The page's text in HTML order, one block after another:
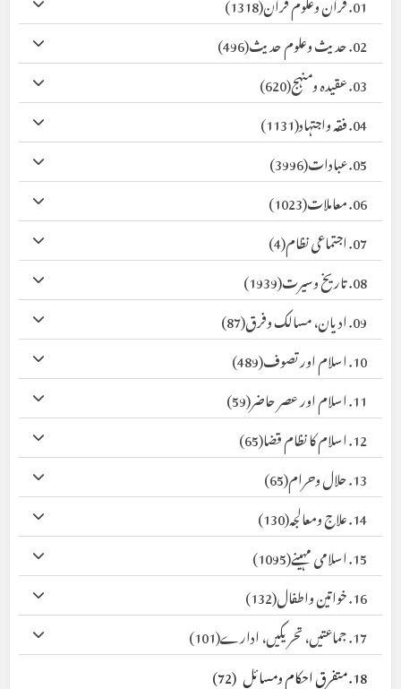
02. حدیث وعلوم حدیث
(496)
03. عقیدہ ومنہج
(620)
04. فقہ واجتہاد
(1131)
05. عبادات
(3996)
06. معاملات
(1023)
07. اجتماعی نظام
(4)
08. تاریخ وسیرت
(1939)
09. ادیان، مسالک وفرق
(87)
10. اسلام اور تصوف
(489)
11. اسلام اور عصر حاضر
(59)
12. اسلام کا نظام قضا
(65)
13. حلال وحرام
(65)
14. علاج ومعالجہ
(130)
15. اسلامی مہینے
(1095)
16. خواتین واطفال
(132)
17. جماعتیں، تحریکیں، ادارے
(101)
18. متفرق احکام ومسائل
(72)